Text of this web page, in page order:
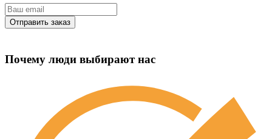
Почему люди выбирают нас